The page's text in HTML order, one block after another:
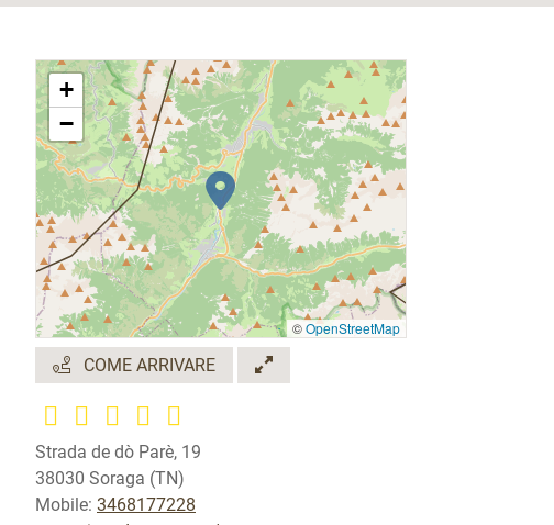
+
−
©OpenStreetMap
COME ARRIVARE
Strada de dò Parè, 19
38030 Soraga (TN)
Mobile: 3468177228